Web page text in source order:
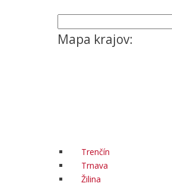
Mapa krajov:
Trenčín
Trnava
Žilina